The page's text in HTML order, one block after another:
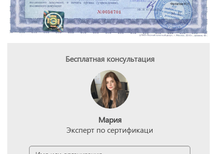
Бесплатная консультация
Мария
Эксперт по сертификаци